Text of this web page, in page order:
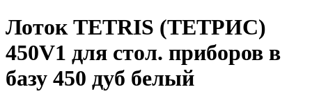
Лоток TETRIS (ТЕТРИС)
450V1 для стол. приборов в
базу 450 дуб белый